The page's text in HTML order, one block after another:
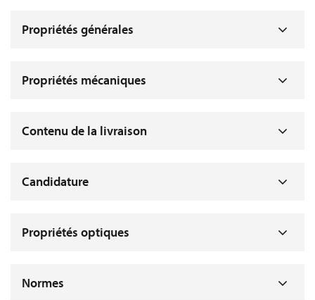
Propriétés générales
Propriétés mécaniques
Contenu de la livraison
Candidature
Propriétés optiques
Normes